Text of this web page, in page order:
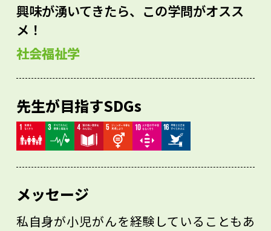
興味が湧いてきたら、この学問がオスス
メ！
社会福祉学
先生が目指すSDGs
メッセージ
私自身が小児がんを経験していることもあ